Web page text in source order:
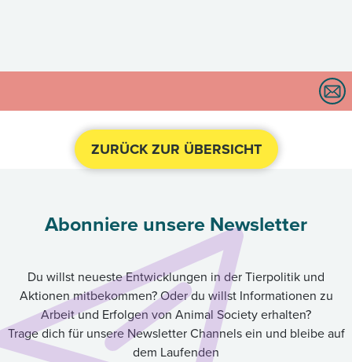
ZURÜCK ZUR ÜBERSICHT
Abonniere unsere Newsletter
Du willst neueste Entwicklungen in der Tierpolitik und
Aktionen mitbekommen? Oder du willst Informationen zu
Arbeit und Erfolgen von Animal Society erhalten?
Trage dich für unsere Newsletter Channels ein und bleibe auf
dem Laufenden